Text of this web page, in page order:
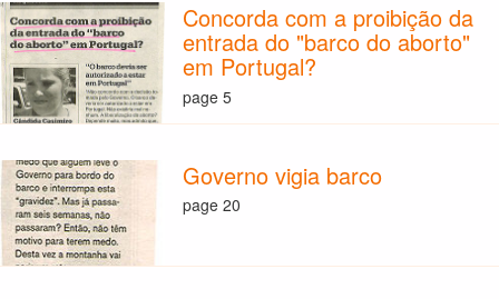
Concorda com a proibição da
entrada do "barco do aborto"
em Portugal?
page 5
Governo vigia barco
page 20